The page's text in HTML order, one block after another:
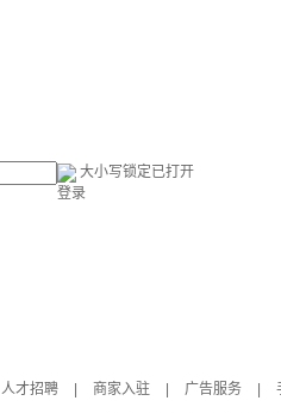
大小写锁定已打开
登录
人才招聘 商家入驻 广告服务